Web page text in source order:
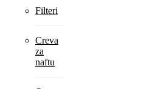
Filteri
Creva
za
naftu